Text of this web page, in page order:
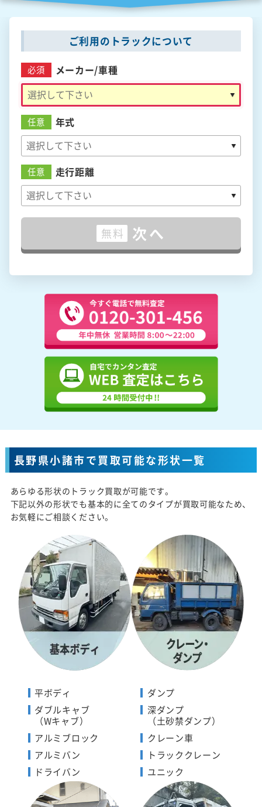
ご利用のトラックについて
必須 メーカー/車種
任意 年式
任意 走行距離
無料 次へ
長野県小諸市で買取可能な形状一覧
あらゆる形状のトラック買取が可能です。
下記以外の形状でも基本的に全てのタイプが買取可能なため、
お気軽にご相談ください。
平ボディ
ダブルキャブ
（Wキャブ）
アルミブロック
アルミバン
ドライバン
ダンプ
深ダンプ
（土砂禁ダンプ）
クレーン車
トラッククレーン
ユニック